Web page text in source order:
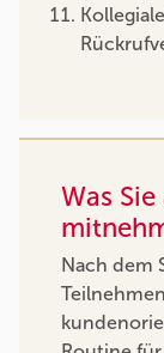
Was
Nach dem